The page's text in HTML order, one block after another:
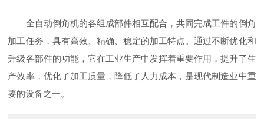
全自动倒角机的各组成部件相互配合，共同完成工件的倒角
加工任务，具有高效、精确、稳定的加工特点。通过不断优化和
升级各部件的功能，它在工业生产中发挥着重要作用，提升了生
产效率，优化了加工质量，降低了人力成本，是现代制造业中重
要的设备之一。